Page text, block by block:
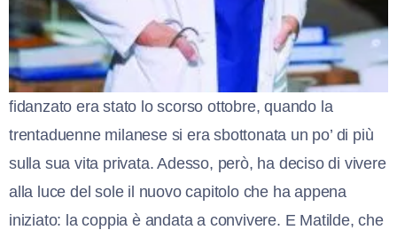
fidanzato era stato lo scorso ottobre, quando la
trentaduenne milanese si era sbottonata un po’ di più
sulla sua vita privata. Adesso, però, ha deciso di vivere
alla luce del sole il nuovo capitolo che ha appena
iniziato: la coppia è andata a convivere. E Matilde, che